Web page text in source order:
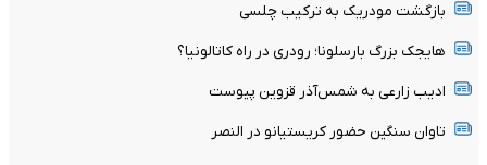
بازگشت مودریک به ترکیب چلسی
هایجک بزرگ بارسلونا؛ رودری در راه کاتالونیا؟
ادیب زارعی به شمس‌آذر قزوین پیوست
تاوان سنگین حضور کریستیانو در النصر